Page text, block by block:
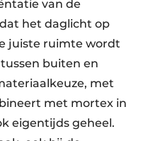
van de
het daglicht op
juiste ruimte wordt
buiten en
met
met mortex in
eigentijds geheel.